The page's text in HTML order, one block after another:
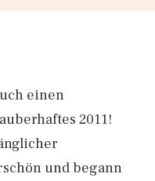
einen
2011!
und begann